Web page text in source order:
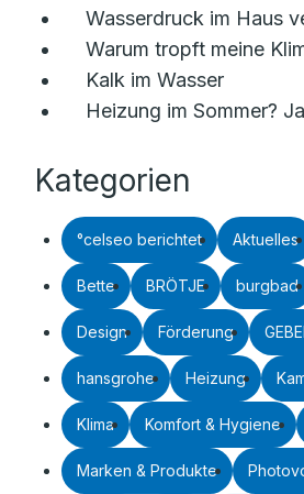
Wasserdruck im Haus
Warum tropft meine
Kalk im Wasser
Heizung im Sommer?
Kategorien
°celseo berichtet Aktuelles
Bette BRÖTJE burgbad
Design Förderung
hansgrohe Heizung
Klima Komfort & Hygiene
Marken & Produkte